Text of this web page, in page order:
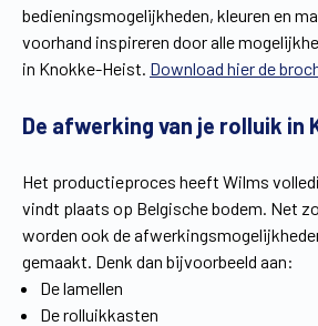
bedieningsmogelijkheden, kleuren en
voorhand inspireren door alle
in Knokke-Heist. Download hier de
De afwerking van je rolluik in
Het productieproces heeft Wilms
vindt plaats op Belgische bodem. Net
worden ook de
gemaakt. Denk dan bijvoorbeeld aan:
De lamellen
De rolluikkasten